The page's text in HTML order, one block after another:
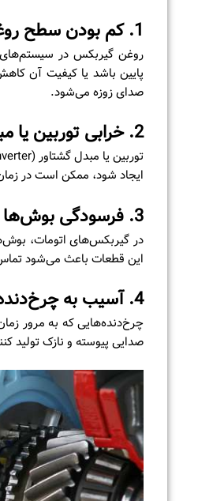
1. کم بودن سطح
روغن گیربکس در سیستم‌های
پایین باشد یا کیفیت آن
صدای زوزه می‌شود.
2. خرابی توربین یا
ایجاد شود، ممکن است در
3. فرسودگی بوش‌ها
در گیربکس‌های اتومات،
این قطعات باعث می‌شود
4. آسیب به
چرخ‌دنده‌هایی که به مرور
صدایی پیوسته و نازک